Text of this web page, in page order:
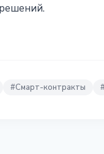
#Смарт-контракты